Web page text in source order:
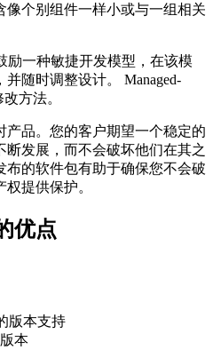
像个别组件一样小或与一组相关
励一种敏捷开发模型，在该模
随时调整设计。 Managed-
方法。
产品。您的客户期望一个稳定的
发展，而不会破坏他们在其之
布的软件包有助于确保您不会破
提供保护。
优点
版本支持
本